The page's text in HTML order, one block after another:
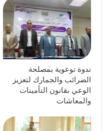
ندوة توعوية بمصلحة
الضرائب والجمارك لتعزيز
الوعي بقانون التأمينات
والمعاشات